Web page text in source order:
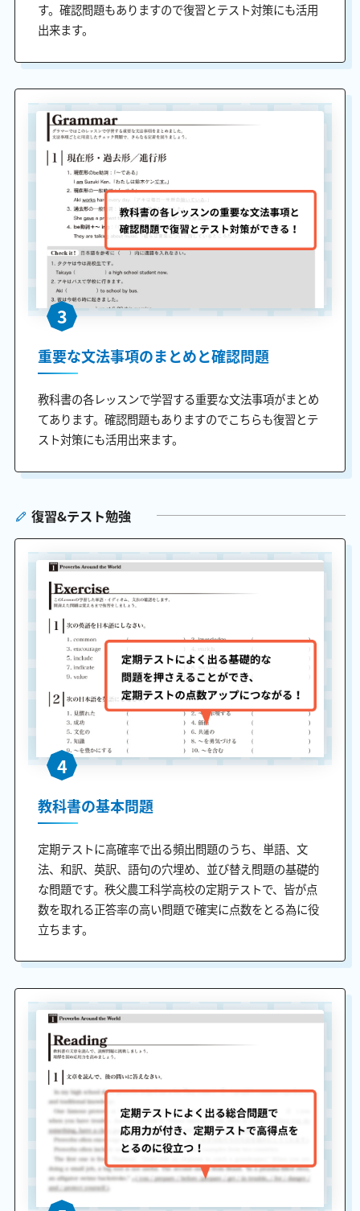
す。確認問題もありますので復習とテスト対策にも活用
出来ます。
3
重要な文法事項のまとめと確認問題
教科書の各レッスンで学習する重要な文法事項がまとめ
てあります。確認問題もありますのでこちらも復習とテ
スト対策にも活用出来ます。
復習&テスト勉強
4
教科書の基本問題
定期テストに高確率で出る頻出問題のうち、単語、文
法、和訳、英訳、語句の穴埋め、並び替え問題の基礎的
な問題です。秩父農工科学高校の定期テストで、皆が点
数を取れる正答率の高い問題で確実に点数をとる為に役
立ちます。